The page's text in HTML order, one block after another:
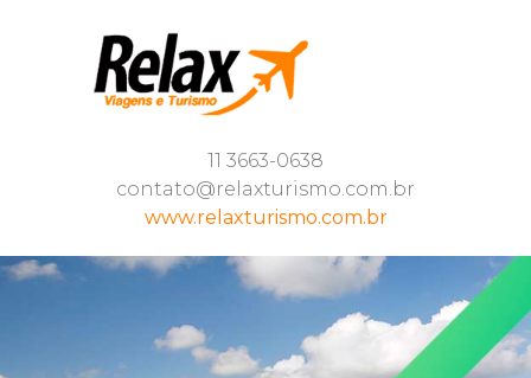
11 3663-0638
contato@relaxturismo.com.br
www.relaxturismo.com.br